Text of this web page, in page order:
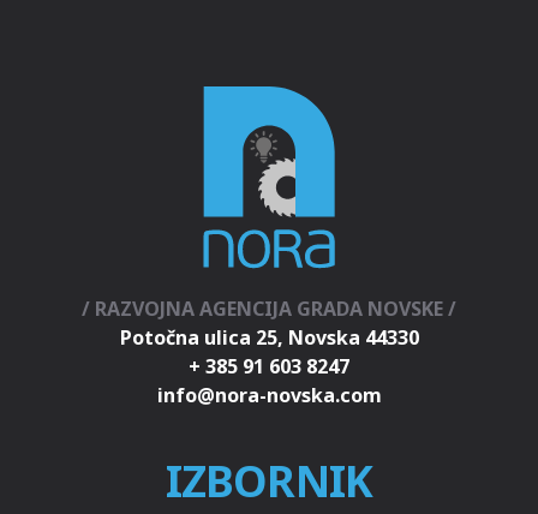
/ RAZVOJNA AGENCIJA GRADA NOVSKE /
Potočna ulica 25, Novska 44330
+ 385 91 603 8247
IZBORNIK